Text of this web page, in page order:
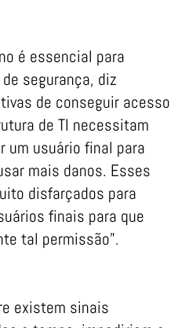
é essencial para
segurança, diz
de conseguir acesso
de TI necessitam
um usuário final para
mais danos. Esses
disfarçados para
finais para que
tal permissão”.
existem sinais